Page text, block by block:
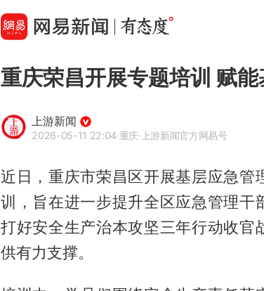
重庆荣昌开展专题培训 赋
上游新闻
2026-05-11 22:04·重庆·上游新闻官方网易号
近日，重庆市荣昌区开展基层应急
训，旨在进一步提升全区应急管理
打好安全生产治本攻坚三年行动收
供有力支撑。